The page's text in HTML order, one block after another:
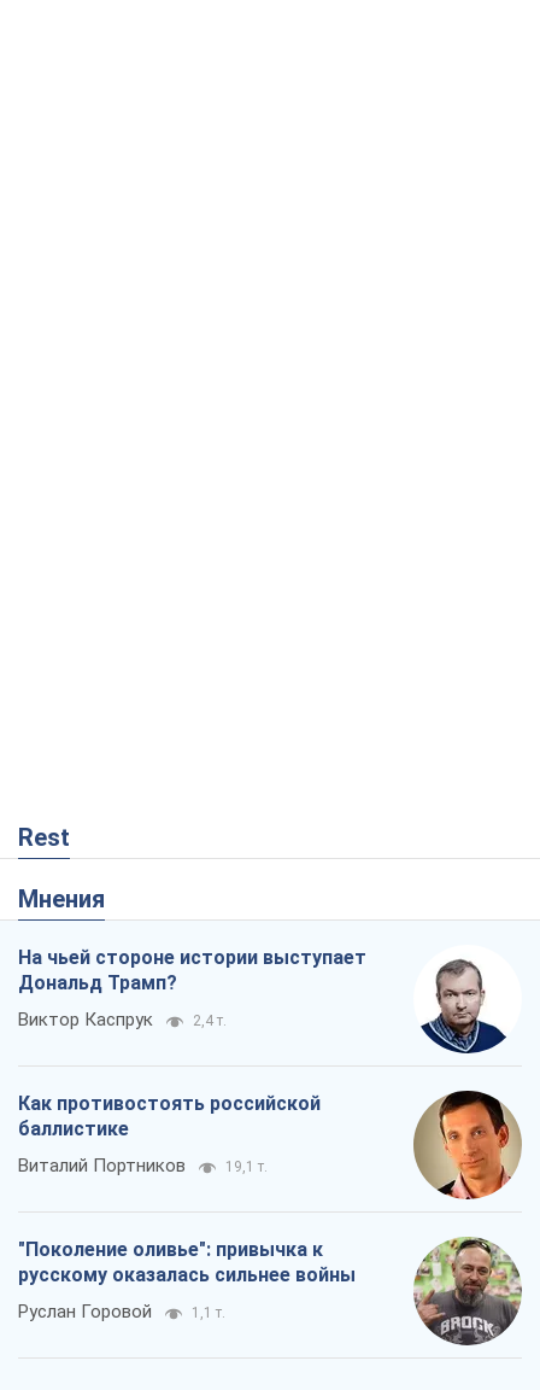
Rest
Мнения
На чьей стороне истории выступает
Дональд Трамп?
Виктор Каспрук 2,4 т.
Как противостоять российской
баллистике
Виталий Портников 19,1 т.
"Поколение оливье": привычка к
русскому оказалась сильнее войны
Руслан Горовой 1,1 т.